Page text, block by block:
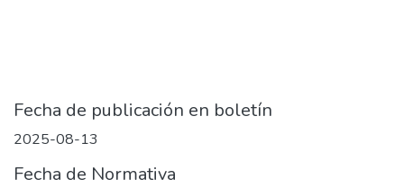
Fecha de publicación en boletín
2025-08-13
Fecha de Normativa